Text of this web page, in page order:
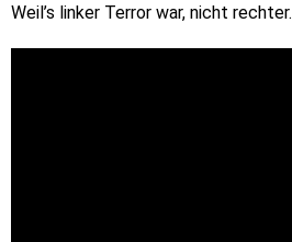
Weil’s linker Terror war, nicht rechter.